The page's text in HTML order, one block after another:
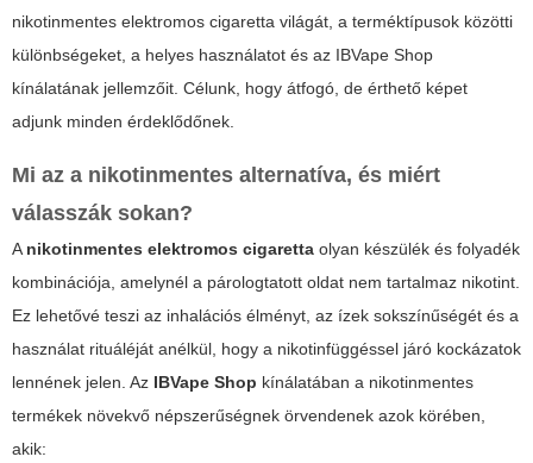
nikotinmentes elektromos cigaretta világát, a terméktípusok közötti
különbségeket, a helyes használatot és az IBVape Shop
kínálatának jellemzőit. Célunk, hogy átfogó, de érthető képet
adjunk minden érdeklődőnek.
Mi az a nikotinmentes alternatíva, és miért
válasszák sokan?
Anikotinmentes elektromos cigaretta olyan készülék és folyadék
kombinációja, amelynél a párologtatott oldat nem tartalmaz nikotint.
Ez lehetővé teszi az inhalációs élményt, az ízek sokszínűségét és a
használat rituáléját anélkül, hogy a nikotinfüggéssel járó kockázatok
lennének jelen. Az IBVape Shop kínálatában a nikotinmentes
termékek növekvő népszerűségnek örvendenek azok körében,
akik: